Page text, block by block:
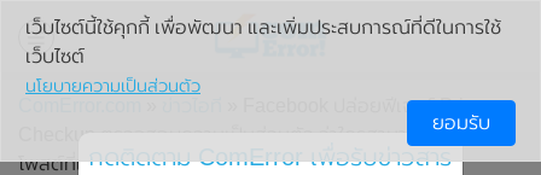
» Facebook ปล่อยฟีเจอร์ Privacy
Checkup ตรวจสอบความเป็นส่วนตัว ว่าใครสามารถมองเห็น
โพสต์ที่เราแชร์ได้บ้าง
เว็บไซต์นี้ใช้คุกกี้ เพื่อพัฒนา และเพิ่มประสบการณ์ที่ดีในการใช้
เว็บไซต์
นโยบายความเป็นส่วนตัว
ยอมรับ
กดติดตาม ComError เพื่อรับข่าวสาร